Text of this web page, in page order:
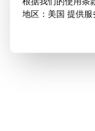
地区：美国 提供服